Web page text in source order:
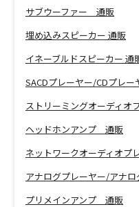
サブウーファー 通販
埋め込みスピーカー 通販
イネーブルドスピーカー 通
SACDプレーヤー/CDプレ
ヘッドホンアンプ 通販
プリメインアンプ 通販